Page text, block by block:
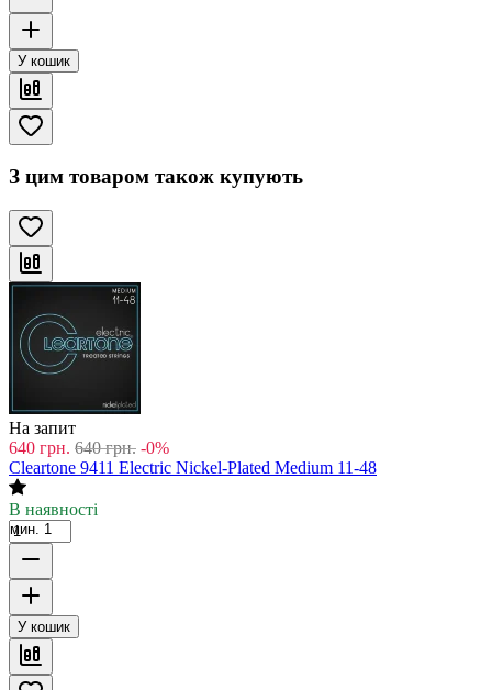
У кошик
З цим товаром також купують
На запит
640 грн. 640 грн. -0%
Cleartone 9411 Electric Nickel-Plated Medium 11-48
В наявності
мин. 1
У кошик